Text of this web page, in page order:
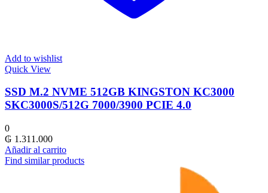
Add to wishlist
Quick View
SSD M.2 NVME 512GB KINGSTON KC3000
SKC3000S/512G 7000/3900 PCIE 4.0
0
₲ 1.311.000
Añadir al carrito
Find similar products